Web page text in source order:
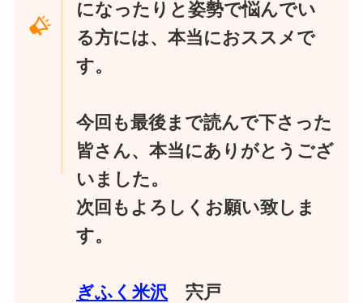
になったりと姿勢で悩んでい
る方には、本当におススメで
す。
今回も最後まで読んで下さった
皆さん、本当にありがとうござ
いました。
次回もよろしくお願い致しま
す。
ぎふく米沢 宍戸